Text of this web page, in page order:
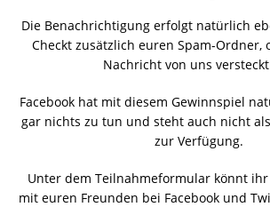
Die Benachrichtigung erfolgt natürlich
Checkt zusätzlich euren Spam-Ordner,
Nachricht von uns
Facebook hat mit diesem Gewinnspiel
gar nichts zu tun und steht auch nicht
zur Verfügung.
Unter dem Teilnahmeformular könnt
mit euren Freunden bei Facebook und